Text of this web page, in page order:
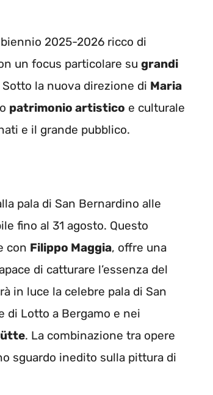
biennio 2025-2026 ricco di
un focus particolare su grandi
la nuova direzione di Maria
patrimonio artistico e culturale
e il grande pubblico.
pala di San Bernardino alle
fino al 31 agosto. Questo
con Filippo Maggia, offre una
di catturare l’essenza del
in luce la celebre pala di San
di Lotto a Bergamo e nei
. La combinazione tra opere
sguardo inedito sulla pittura di